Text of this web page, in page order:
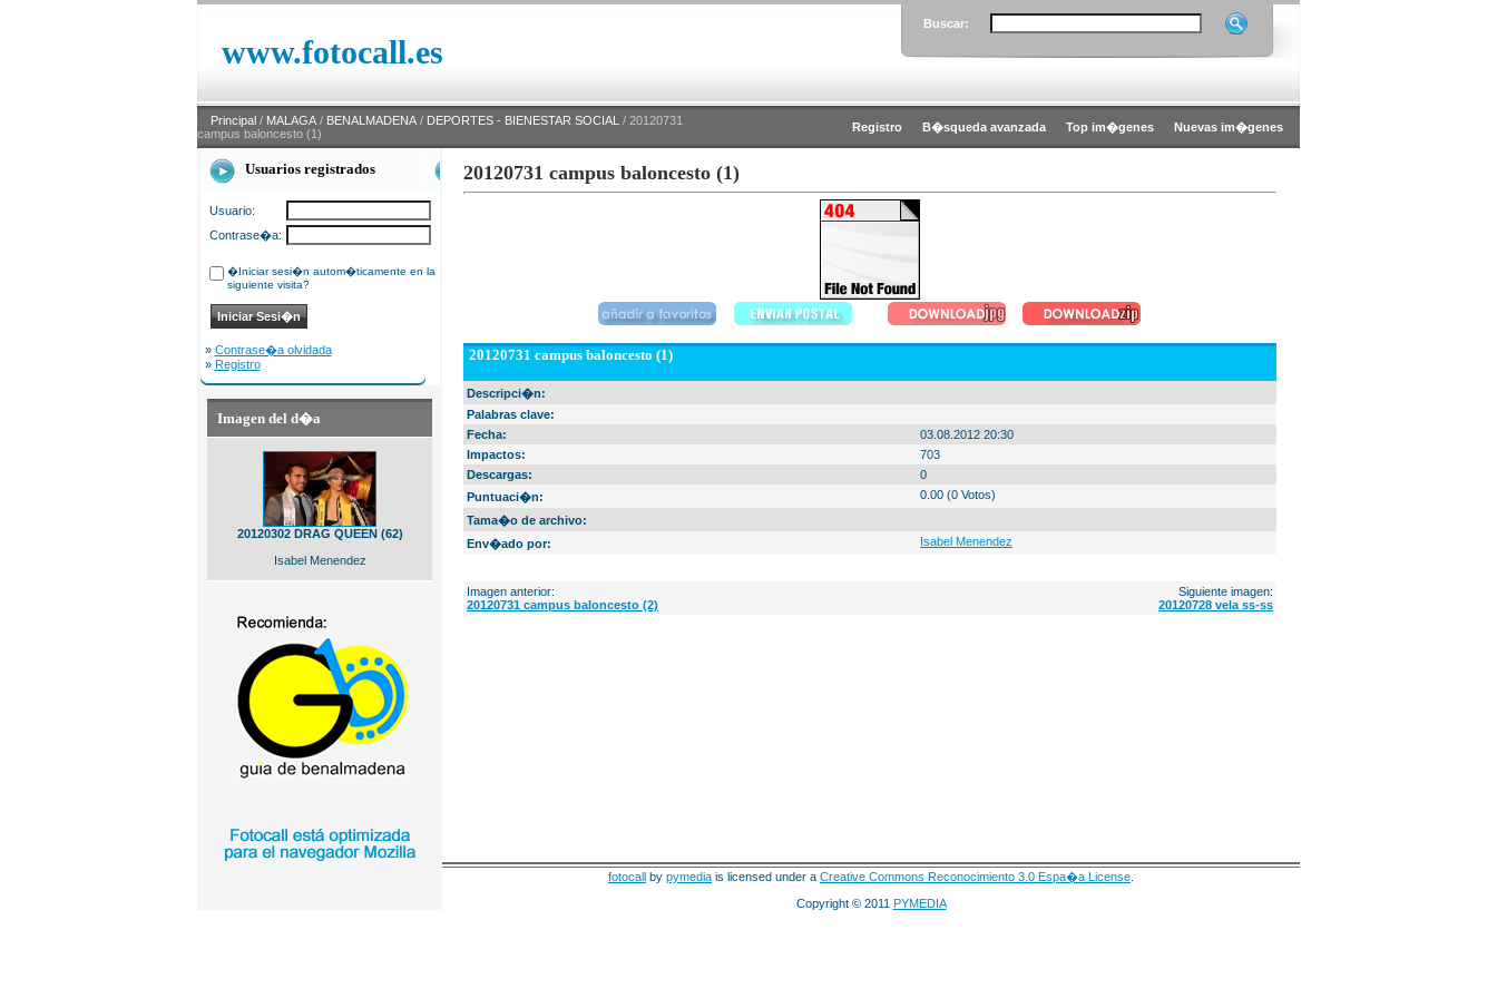
www.fotocall.es
Buscar:
Principal / MALAGA / BENALMADENA / DEPORTES - BIENESTAR SOCIAL / 20120731
campus baloncesto (1)
Registro B�squeda avanzada Top im�genes Nuevas im�genes
Usuarios registrados
Usuario:
Contrase�a:
�Iniciar sesi�n autom�ticamente en la
siguiente visita?
» Contrase�a olvidada
» Registro
Imagen del d�a
20120302 DRAG QUEEN (62)
Isabel Menendez
20120731 campus baloncesto (1)
20120731 campus baloncesto (1)
Descripci�n:
Palabras clave:
Fecha:
03.08.2012 20:30
Impactos:
703
Descargas:
0
Puntuaci�n:
0.00 (0 Votos)
Tama�o de archivo:
Env�ado por:
Isabel Menendez
Imagen anterior:
20120731 campus baloncesto (2)
Siguiente imagen:
20120728 vela ss-ss
fotocall by pymedia is licensed under a Creative Commons Reconocimiento 3.0 Espa�a License
Copyright © 2011 PYMEDIA